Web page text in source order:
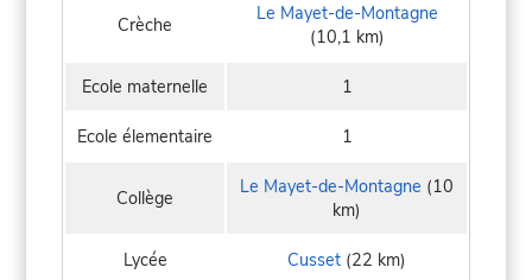
Crèche
Le Mayet-de-Montagne
(10,1 km)
Ecole maternelle 1
Ecole élementaire 1
Collège Le Mayet-de-Montagne (10
km)
Lycée Cusset (22 km)